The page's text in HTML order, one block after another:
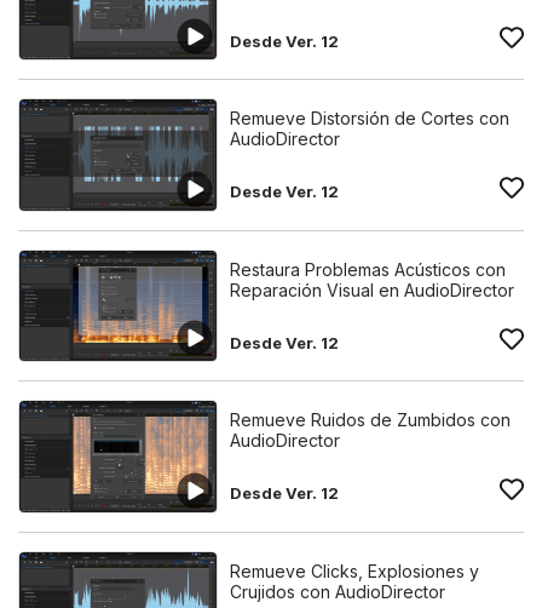
Desde Ver. 12
Remueve Distorsión de Cortes con
AudioDirector
Desde Ver. 12
Restaura Problemas Acústicos con
Reparación Visual en AudioDirector
Desde Ver. 12
Remueve Ruidos de Zumbidos con
AudioDirector
Desde Ver. 12
Remueve Clicks, Explosiones y
Crujidos con AudioDirector